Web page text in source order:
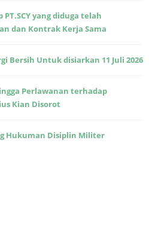
PT.SCY yang diduga telah
dan Kontrak Kerja Sama
Bersih Untuk disiarkan 11 Juli 2026
Perlawanan terhadap
Kian Disorot
Hukuman Disiplin Militer